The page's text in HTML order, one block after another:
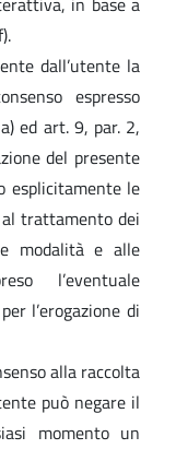
dall’utente la
espresso
ed art. 9, par. 2,
del presente
esplicitamente le
trattamento dei
modalità e alle
l’eventuale
l’erogazione di
alla raccolta
può negare il
momento un